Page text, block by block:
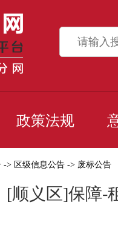
政策法规
-> 区级信息公告 -> 废标公告
[顺义区]保障-